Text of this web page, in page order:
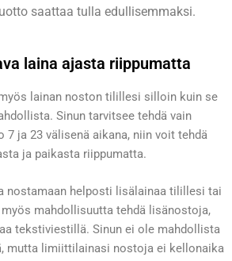
saattaa tulla edullisemmaksi.
laina ajasta riippumatta
lainan noston tilillesi silloin kuin se
Sinun tarvitsee tehdä vain
ja 23 välisenä aikana, niin voit tehdä
ja paikasta riippumatta.
nostamaan helposti lisälainaa tilillesi tai
mahdollisuutta tehdä lisänostoja,
tekstiviestillä. Sinun ei ole mahdollista
mutta limiittilainasi nostoja ei kellonaika